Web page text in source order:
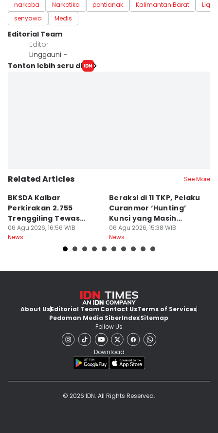
narkoba Narkotika pontianak Kalimantan Barat
senyawa
Medis
Editorial Team
Editor
Linggauni -
Tonton lebih seru di
Related Articles See More
BKSDA Kalbar
Perkirakan 2.755
Trenggiling Tewas
untuk Dapat 551 Kg Sisik
06 Agu 2026, 16:56 WIB
News
Beraksi di 11 TKP, Pelaku
Curanmor ‘Hunting’
Kunci yang Masih
Menempel
06 Agu 2026, 15:38 WIB
News
About UsEditorial TeamContact UsTerms of Services
Pedoman Media SiberIndexSitemap
Follow Us
Download
© 2026 IDN. All Rights Reserved.